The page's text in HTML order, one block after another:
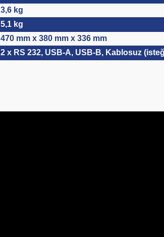
3,6 kg
5,1 kg
470 mm x 380 mm x 336 mm
2 x RS 232, USB-A, USB-B, Kablosuz